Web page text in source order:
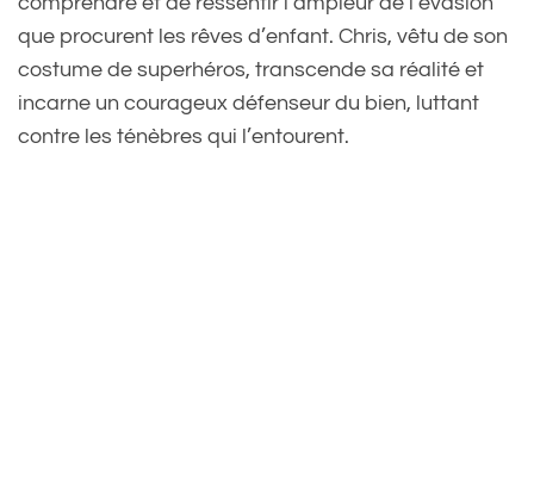
que procurent les rêves d’enfant. Chris, vêtu de son
costume de superhéros, transcende sa réalité et
incarne un courageux défenseur du bien, luttant
contre les ténèbres qui l’entourent.